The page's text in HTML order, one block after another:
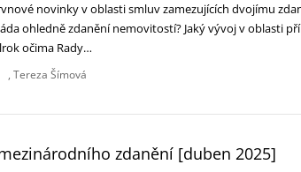
novinky v oblasti smluv zamezujících dvojímu
ohledně zdanění nemovitostí? Jaký vývoj v oblasti
očima Rady…
Tereza Šímová
zdanění [duben 2025]